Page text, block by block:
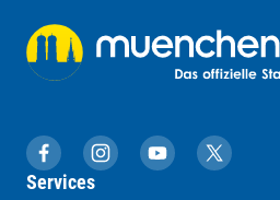
muenchen.de auf Facebook
muenchen.de auf
muenchen.de
Services